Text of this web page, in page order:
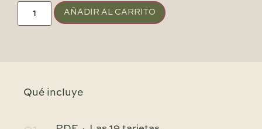
AÑADIR AL CARRITO
Qué incluye